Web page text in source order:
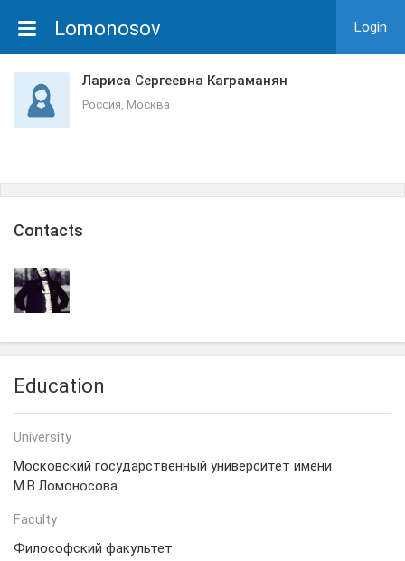
Lomonosov Login
Лариса Сергеевна Каграманян
Россия, Москва
Сontacts
Education
University
Московский государственный университет имени
М.В.Ломоносова
Faculty
Философский факультет